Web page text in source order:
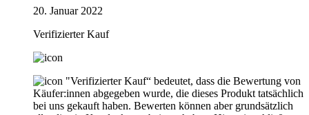
20. Januar 2022
Verifizierter Kauf
"Verifizierter Kauf“ bedeutet, dass die Bewertung von
Käufer:innen abgegeben wurde, die dieses Produkt tatsächlich
bei uns gekauft haben. Bewerten können aber grundsätzlich